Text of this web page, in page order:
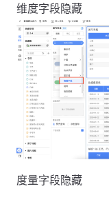
维度字段隐藏
度量字段隐藏